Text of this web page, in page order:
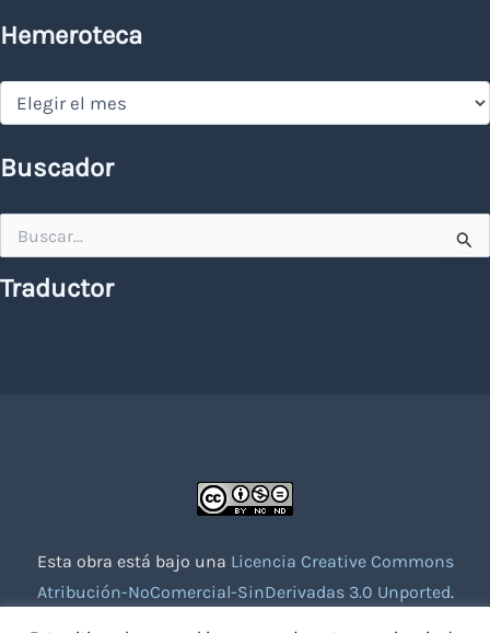
Hemeroteca
Hemeroteca
Buscador
por:
Traductor
Esta obra está bajo una Licencia Creative Commons
Atribución-NoComercial-SinDerivadas 3.0 Unported.